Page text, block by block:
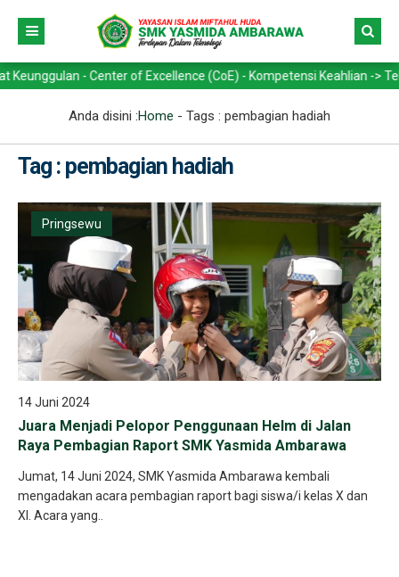
- Center of Excellence (CoE) - Kompetensi Keahlian ->
Anda disini :Home - Tags : pembagian hadiah
Tag : pembagian hadiah
Pringsewu
14 Juni 2024
Juara Menjadi Pelopor Penggunaan Helm di Jalan
Raya Pembagian Raport SMK Yasmida Ambarawa
Jumat, 14 Juni 2024, SMK Yasmida Ambarawa kembali
mengadakan acara pembagian raport bagi siswa/i kelas X dan
XI. Acara yang..